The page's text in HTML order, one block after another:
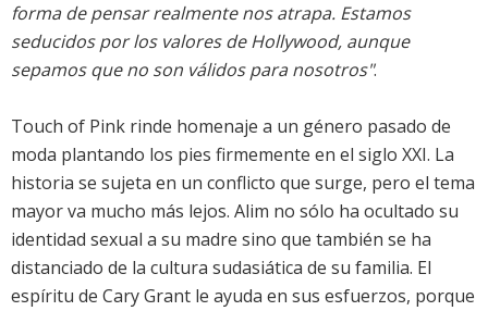
forma de pensar realmente nos atrapa. Estamos
seducidos por los valores de Hollywood, aunque
sepamos que no son válidos para nosotros".
Touch of Pink rinde homenaje a un género pasado de
moda plantando los pies firmemente en el siglo XXI. La
historia se sujeta en un conflicto que surge, pero el tema
mayor va mucho más lejos. Alim no sólo ha ocultado su
identidad sexual a su madre sino que también se ha
distanciado de la cultura sudasiática de su familia. El
espíritu de Cary Grant le ayuda en sus esfuerzos, porque